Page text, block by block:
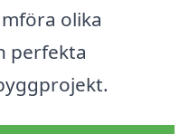
olika
perfekta